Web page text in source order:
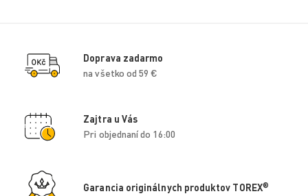
Doprava zadarmo
na všetko od 59 €
Zajtra u Vás
Pri objednaní do 16:00
Garancia originálnych produktov TOREX®